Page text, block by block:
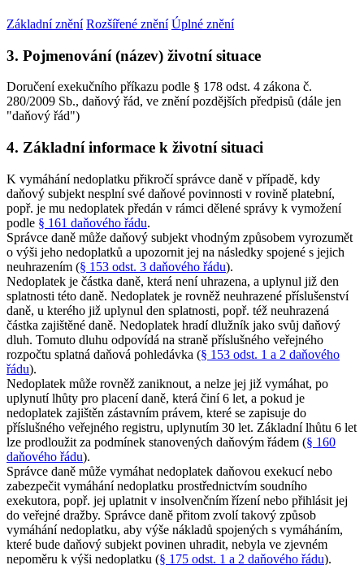
Základní znění Rozšířené znění Úplné znění
3. Pojmenování (název) životní situace
Doručení exekučního příkazu podle § 178 odst. 4 zákona č.
280/2009 Sb., daňový řád, ve znění pozdějších předpisů (dále jen
"daňový řád")
4. Základní informace k životní situaci
K vymáhání nedoplatku přikročí správce daně v případě, kdy
daňový subjekt nesplní své daňové povinnosti v rovině platební,
popř. je mu nedoplatek předán v rámci dělené správy k vymožení
podle § 161 daňového řádu.
Správce daně může daňový subjekt vhodným způsobem vyrozumět
o výši jeho nedoplatků a upozornit jej na následky spojené s jejich
neuhrazením (§ 153 odst. 3 daňového řádu).
Nedoplatek je částka daně, která není uhrazena, a uplynul již den
splatnosti této daně. Nedoplatek je rovněž neuhrazené příslušenství
daně, u kterého již uplynul den splatnosti, popř. též neuhrazená
částka zajištěné daně. Nedoplatek hradí dlužník jako svůj daňový
dluh. Tomuto dluhu odpovídá na straně příslušného veřejného
rozpočtu splatná daňová pohledávka (§ 153 odst. 1 a 2 daňového
řádu).
Nedoplatek může rovněž zaniknout, a nelze jej již vymáhat, po
uplynutí lhůty pro placení daně, která činí 6 let, a pokud je
nedoplatek zajištěn zástavním právem, které se zapisuje do
příslušného veřejného registru, uplynutím 30 let. Základní lhůtu 6 let
lze prodloužit za podmínek stanovených daňovým řádem (§ 160
daňového řádu).
Správce daně může vymáhat nedoplatek daňovou exekucí nebo
zabezpečit vymáhání nedoplatku prostřednictvím soudního
exekutora, popř. jej uplatnit v insolvenčním řízení nebo přihlásit jej
do veřejné dražby. Správce daně přitom zvolí takový způsob
vymáhání nedoplatku, aby výše nákladů spojených s vymáháním,
které bude daňový subjekt povinen uhradit, nebyla ve zjevném
nepoměru k výši nedoplatku (§ 175 odst. 1 a 2 daňového řádu).